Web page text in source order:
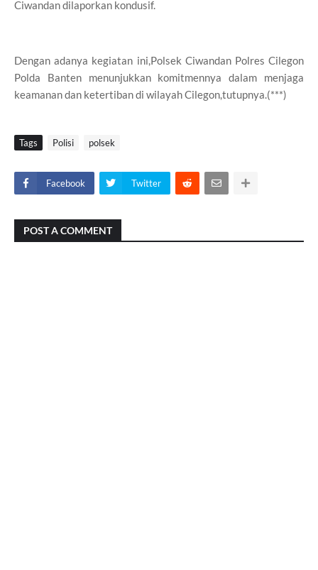
Ciwandan dilaporkan kondusif.
Dengan adanya kegiatan ini,Polsek Ciwandan Polres Cilegon
Polda Banten menunjukkan komitmennya dalam menjaga
keamanan dan ketertiban di wilayah Cilegon,tutupnya.(***)
Tags Polisi polsek
Facebook Twitter
POST A COMMENT